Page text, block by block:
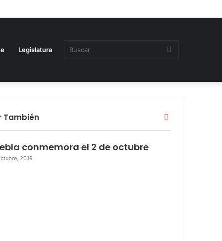
Legislatura Buscar
También Close
conmemora el 2 de octubre
2019